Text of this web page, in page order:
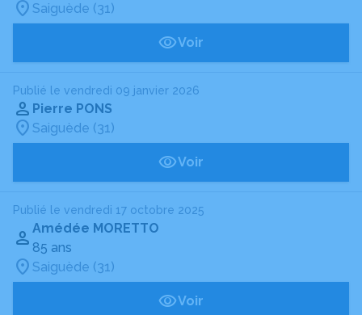
Saiguède (31)
Voir
Publié le vendredi 09 janvier 2026
Pierre PONS
Saiguède (31)
Voir
Publié le vendredi 17 octobre 2025
Amédée MORETTO
85 ans
Saiguède (31)
Voir